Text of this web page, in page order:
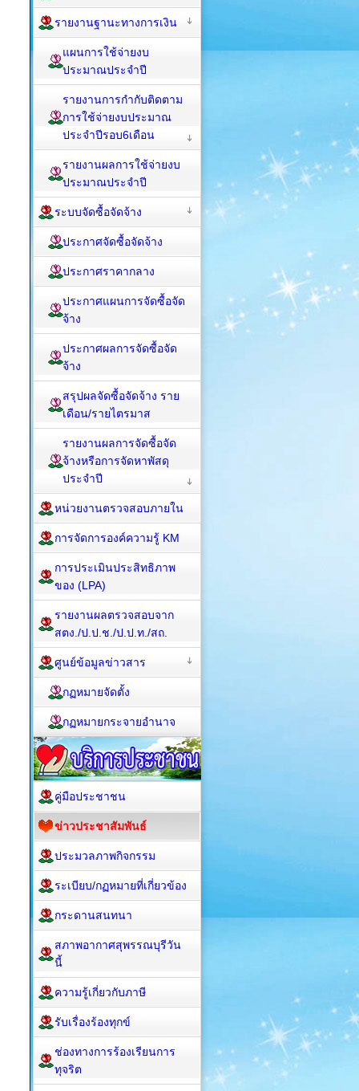
รายงานฐานะทางการเงิน
แผนการใช้จ่ายงบ
ประมาณประจำปี
รายงานการกำกับติดตาม
การใช้จ่ายงบประมาณ
ประจำปีรอบ6เดือน
รายงานผลการใช้จ่ายงบ
ประมาณประจำปี
ระบบจัดซื้อจัดจ้าง
ประกาศจัดซื้อจัดจ้าง
ประกาศราคากลาง
ประกาศแผนการจัดซื้อจัด
จ้าง
ประกาศผลการจัดซื้อจัด
จ้าง
สรุปผลจัดซื้อจัดจ้าง ราย
เดือน/รายไตรมาส
รายงานผลการจัดซื้อจัด
จ้างหรือการจัดหาพัสดุ
ประจำปี
หน่วยงานตรวจสอบภายใน
การจัดการองค์ความรู้ KM
การประเมินประสิทธิภาพ
ของ (LPA)
รายงานผลตรวจสอบจาก
สตง./ป.ป.ช./ป.ป.ท./สถ.
ศูนย์ข้อมูลข่าวสาร
กฏหมายจัดตั้ง
กฏหมายกระจายอำนาจ
คู่มือประชาชน
ข่าวประชาสัมพันธ์
ประมวลภาพกิจกรรม
ระเบียบ/กฏหมายที่เกี่ยวข้อง
กระดานสนทนา
สภาพอากาศสุพรรณบุรีวัน
นี้
ความรู้เกี่ยวกับภาษี
รับเรื่องร้องทุกข์
ช่องทางการร้องเรียนการ
ทุจริต